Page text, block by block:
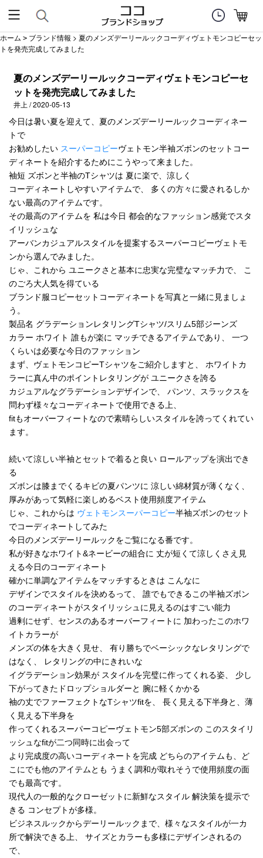
ホーム > ブランド情報 > 夏のメンズデーリールックコーディヴェトモンコピーセッ
トを発売完成してみました
夏のメンズデーリールックコーディヴェトモンコピーセ
ットを発売完成してみました
井上 / 2020-05-13
今日は暑い夏を迎えて、夏のメンズデーリールックコーディネー
トで
お勧めしたい スーパーコピーヴェトモン半袖ズボンのセットコー
ディネートを紹介するためにこうやって来ました。
袖短 ズボンと半袖のTシャツは 夏に楽で、涼しく
コーディネートしやすいアイテムで、 多くの方々に愛されるしか
ない最高のアイテムです。
その最高のアイテムを 私は今日 都会的なファッション感覚でスタ
イリッシュな
アーバンカジュアルスタイルを提案するスーパーコピーヴェトモ
ンから選んでみました。
じゃ、これから ユニークさと基本に忠実な完璧なマッチ力で、 こ
のごろ大人気を得ている
ブランド服コピーセットコーディネートを写真と一緒に見ましょ
う。
製品名 グラデーションレタリングTシャツ/スリム5部ジーンズ
カラー ホワイト 誰もが楽に マッチできるアイテムであり、 一つ
くらいは必要な今日のファッション
まず、ヴェトモンコピーTシャツをご紹介しますと、 ホワイトカ
ラーに真ん中のポイントレタリングが ユニークさを誇る
カジュアルなグラデーションデザインで、 パンツ、スラックスを
問わず様々なコーディネートで使用できる上、
fitもオーバーフィートなので素晴らしいスタイルを誇ってくれてい
ます。
続いて涼しい半袖とセットで着ると良い ロールアップを演出でき
る
ズボンは膝までくるキビの夏パンツに 涼しい綿材質が薄くなく、
厚みがあって気軽に楽しめるベスト使用頻度アイテム
じゃ、これからは ヴェトモンスーパーコピー半袖ズボンのセット
でコーディネートしてみた
今日のメンズデーリールックをご覧になる番です。
私が好きなホワイト&ネービーの組合に 丈が短くて涼しくさえ見
える今日のコーディネート
確かに単調なアイテムをマッチするときは こんなに
デザインでスタイルを決めるって、 誰でもできるこの半袖ズボン
のコーディネートがスタイリッシュに見えるのはすごい能力
過剰にせず、センスのあるオーバーフィートに 加わったこのホワ
イトカラーが
メンズの体を大きく見せ、 有り勝ちでベーシックなレタリングで
はなく、 レタリングの中にきれいな
イグラデーション効果が スタイルを完璧に作ってくれる姿、 少し
下がってきたドロップショルダーと 腕に軽くかかる
袖の丈でファーフェクトなTシャツfitを、 長く見える下半身と、薄
く見える下半身を
作ってくれるスーパーコピーヴェトモン5部ズボンの このスタイリ
ッシュなfitが二つ同時に出会って
より完成度の高いコーディネートを完成 どちらのアイテムも、ど
こにでも他のアイテムとも うまく調和が取れそうで使用頻度の面
でも最高です。
現代人の一般的なクローゼットに新鮮なスタイル 解決策を提示で
きる コンセプトが多様。
ビジネスルックからデーリールックまで、様々なスタイルが一カ
所で解決できる上、 サイズとカラーも多様にデザインされるの
で、